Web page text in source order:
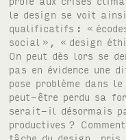
le design se voit
qualificatifs : «
social », « design
On peut dès lors se
pas en évidence une
pose problème dans
peut-être perdu sa
serait-il désormais
productives ?